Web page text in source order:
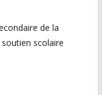
de la
scolaire